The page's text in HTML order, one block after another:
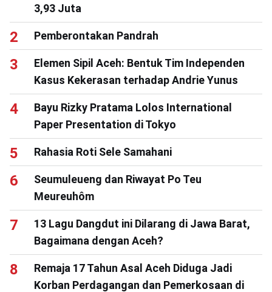
3,93 Juta
Pemberontakan Pandrah
Elemen Sipil Aceh: Bentuk Tim Independen
Kasus Kekerasan terhadap Andrie Yunus
Bayu Rizky Pratama Lolos International
Paper Presentation di Tokyo
Rahasia Roti Sele Samahani
Seumuleueng dan Riwayat Po Teu
Meureuhôm
13 Lagu Dangdut ini Dilarang di Jawa Barat,
Bagaimana dengan Aceh?
Remaja 17 Tahun Asal Aceh Diduga Jadi
Korban Perdagangan dan Pemerkosaan di